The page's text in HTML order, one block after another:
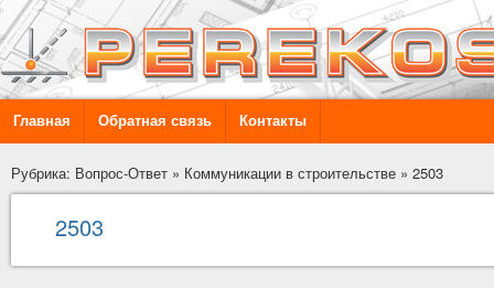
Главная Обратная связь Контакты
Рубрика: Вопрос-Ответ » Коммуникации в строительстве » 2503
2503